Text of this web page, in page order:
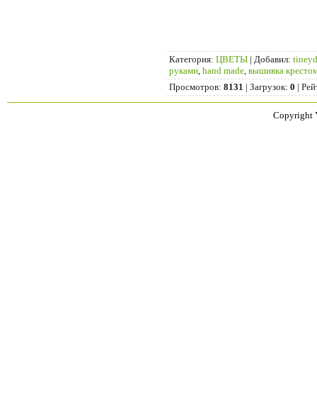
Категория: ЦВЕТЫ | Добавил:
руками hand made вышивка
Просмотров: 8131 | Загрузок: 0 |
Copyright